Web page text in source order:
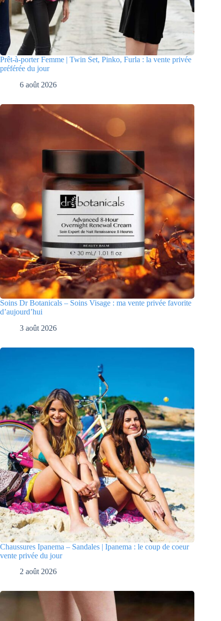
Prêt-à-porter Femme | Twin Set, Pinko, Furla : la vente privée
préférée du jour
6 août 2026
Soins Dr Botanicals – Soins Visage : ma vente privée favorite
d’aujourd’hui
3 août 2026
Chaussures Ipanema – Sandales | Ipanema : le coup de coeur
vente privée du jour
2 août 2026